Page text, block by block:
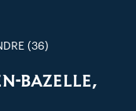
(36)
BAZELLE,